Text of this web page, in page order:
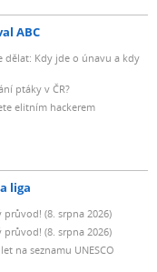
ABC
dělat: Kdy jde o únavu a kdy
ptáky v ČR?
elitním hackerem
liga
(8. srpna 2026)
(8. srpna 2026)
na seznamu UNESCO